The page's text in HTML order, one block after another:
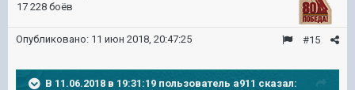
17 228 боёв
#15
Опубликовано: 11 июн 2018, 20:47:25
В 11.06.2018 в 19:31:19 пользователь a911 сказал: